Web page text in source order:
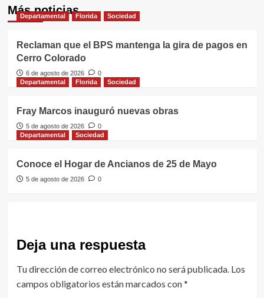
Más noticias
Departamental Florida Sociedad
Reclaman que el BPS mantenga la gira de pagos en
Cerro Colorado
6 de agosto de 2026
0
Departamental
Florida Sociedad
Fray Marcos inauguró nuevas obras
5 de agosto de 2026
0
Departamental
Sociedad
Conoce el Hogar de Ancianos de 25 de Mayo
5 de agosto de 2026 0
Deja una respuesta
Tu dirección de correo electrónico no será publicada. Los
campos obligatorios están marcados con*